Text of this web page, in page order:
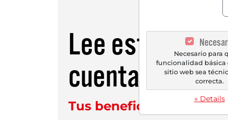
Lee este
cuenta
Tus beneficios:
Necesario para
funcionalidad básica
sitio web sea
correcta.
» Details